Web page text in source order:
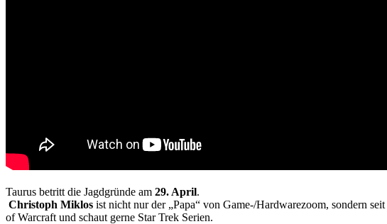
Taurus betritt die Jagdgründe am 29. April.
Christoph Miklos ist nicht nur der „Papa“ von Game-/Hardwarezoom, sondern
of Warcraft und schaut gerne Star Trek Serien.